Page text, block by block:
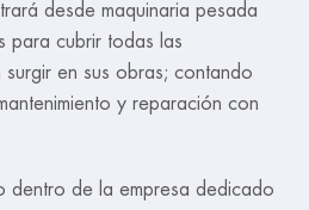
desde maquinaria pesada
para cubrir todas las
en sus obras; contando
y reparación con
dentro de la empresa dedicado